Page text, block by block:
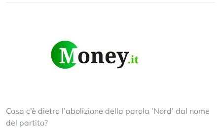
Cosa c’è dietro l’abolizione della parola ’Nord’ dal nome
del partito?